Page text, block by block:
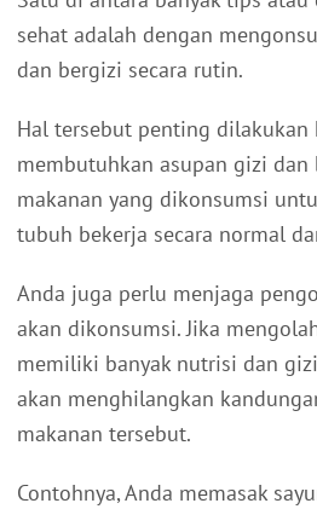
sehat adalah dengan
dan bergizi secara rutin.
Hal tersebut penting dilakukan
membutuhkan asupan gizi
makanan yang dikonsumsi
tubuh bekerja secara normal
Anda juga perlu menjaga
akan dikonsumsi. Jika
memiliki banyak nutrisi dan
akan menghilangkan
makanan tersebut.
Contohnya, Anda memasak